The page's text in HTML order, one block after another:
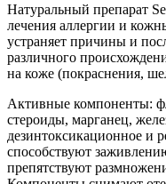
Натуральный препарат
лечения аллергии и
устраняет причины и
различного
на коже (покраснения,
Активные компоненты:
стероиды, марганец,
дезинтоксикационное и
способствуют
препятствуют